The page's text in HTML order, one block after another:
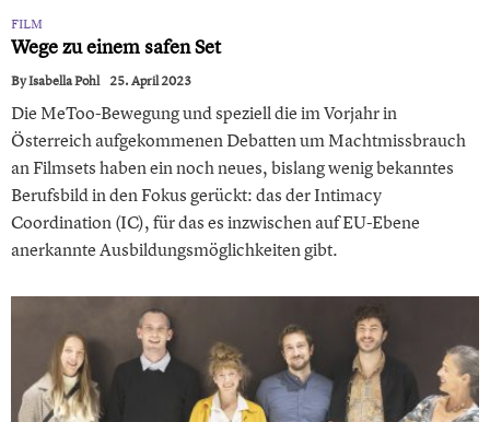
FILM
Wege zu einem safen Set
ByIsabella Pohl 25. April 2023
Die MeToo-Bewegung und speziell die im Vorjahr in
Österreich aufgekommenen Debatten um Machtmissbrauch
an Filmsets haben ein noch neues, bislang wenig bekanntes
Berufsbild in den Fokus gerückt: das der Intimacy
Coordination (IC), für das es inzwischen auf EU-Ebene
anerkannte Ausbildungsmöglichkeiten gibt.